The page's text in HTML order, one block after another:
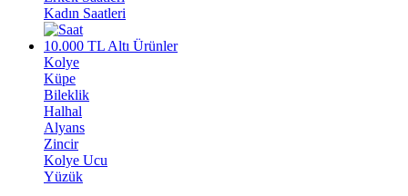
Kadın Saatleri
10.000 TL Altı Ürünler
Kolye
Küpe
Bileklik
Halhal
Alyans
Zincir
Kolye Ucu
Yüzük